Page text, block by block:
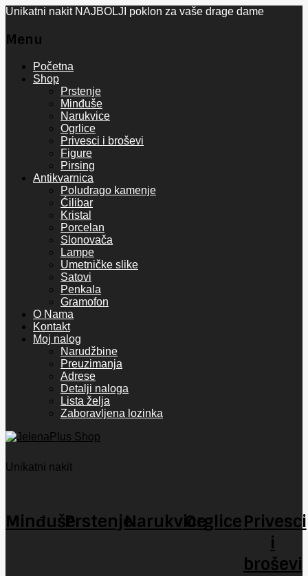
Unikatni nakit NAJBOLJI poklon za vaše drage dame
Menu
Skip
Početna
Shop
Prstenje
Minđuše
Narukvice
Ogrlice
Privesci i broševi
Figure
Pirsing
Antikvarnica
Poludrago kamenje
Ćilibar
Kristal
Porcelan
Slonovača
Lampe
Umetničke slike
Satovi
Penkala
Gramofon
O Nama
Kontakt
Moj nalog
Narudžbine
Preuzimanja
Adrese
Detalji naloga
Lista želja
Zaboravljena lozinka
Unikatni nakit
MinđušePrstenjeNarukviceOrglicePrivesci
i
broševi